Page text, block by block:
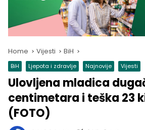
Home Vijesti BiH
BiH Ljepota i zdravlje Najnovije Vijesti
Ulovljena mladica
centimetara i teška 23
(FOTO)